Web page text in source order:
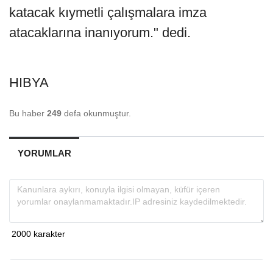
katacak kıymetli çalışmalara imza
atacaklarına inanıyorum." dedi.
HIBYA
Bu haber 249 defa okunmuştur.
YORUMLAR